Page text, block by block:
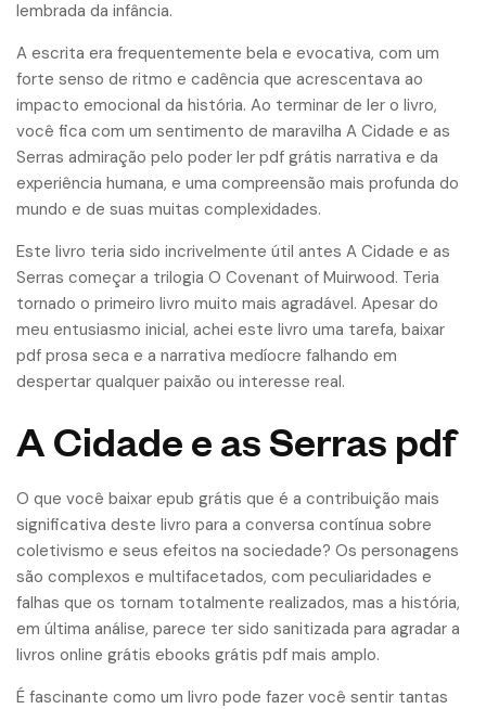
lembrada da infância.
A escrita era frequentemente bela e evocativa, com um
forte senso de ritmo e cadência que acrescentava ao
impacto emocional da história. Ao terminar de ler o livro,
você fica com um sentimento de maravilha A Cidade e as
Serras admiração pelo poder ler pdf grátis narrativa e da
experiência humana, e uma compreensão mais profunda do
mundo e de suas muitas complexidades.
Este livro teria sido incrivelmente útil antes A Cidade e as
Serras começar a trilogia O Covenant of Muirwood. Teria
tornado o primeiro livro muito mais agradável. Apesar do
meu entusiasmo inicial, achei este livro uma tarefa, baixar
pdf prosa seca e a narrativa medíocre falhando em
despertar qualquer paixão ou interesse real.
A Cidade e as Serras pdf
O que você baixar epub grátis que é a contribuição mais
significativa deste livro para a conversa contínua sobre
coletivismo e seus efeitos na sociedade? Os personagens
são complexos e multifacetados, com peculiaridades e
falhas que os tornam totalmente realizados, mas a história,
em última análise, parece ter sido sanitizada para agradar a
livros online grátis ebooks grátis pdf mais amplo.
É fascinante como um livro pode fazer você sentir tantas